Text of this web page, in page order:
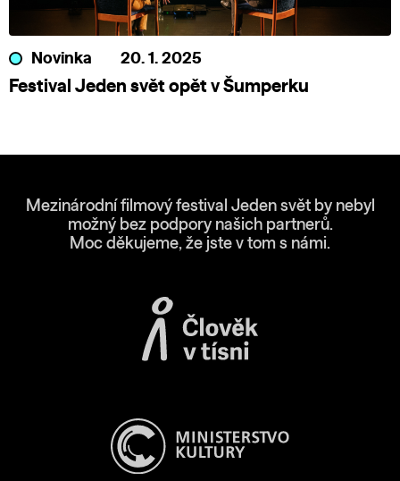
Novinka 20. 1. 2025
Festival Jeden svět opět v Šumperku
Mezinárodní filmový festival Jeden svět by nebyl
možný bez podpory našich partnerů.
Moc děkujeme, že jste v tom s námi.